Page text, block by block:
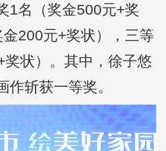
1名（奖金500元+奖
200元+奖状），三等
状）。其中，徐子悠
作斩获一等奖。